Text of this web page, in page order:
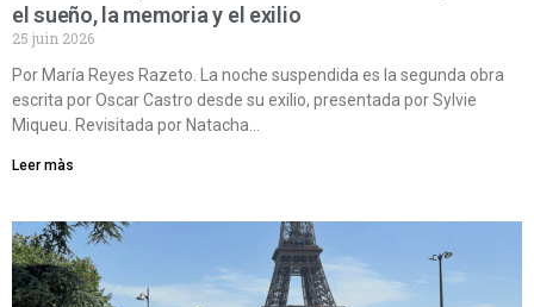
el sueño, la memoria y el exilio
25 juin 2026
Por María Reyes Razeto. La noche suspendida es la segunda obra
escrita por Oscar Castro desde su exilio, presentada por Sylvie
Miqueu. Revisitada por Natacha…
Leer màs